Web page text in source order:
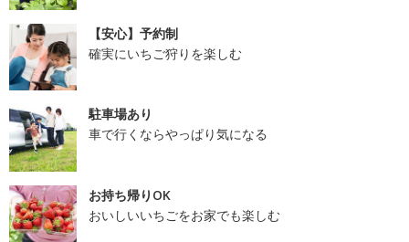
【安心】予約制
確実にいちご狩りを楽しむ
駐車場あり
車で行くならやっぱり気になる
お持ち帰りOK
おいしいいちごをお家でも楽しむ